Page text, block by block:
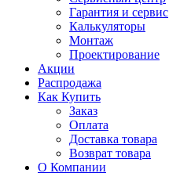
Гарантия и сервис
Калькуляторы
Монтаж
Проектирование
Акции
Распродажа
Как Купить
Заказ
Оплата
Доставка товара
Возврат товара
О Компании